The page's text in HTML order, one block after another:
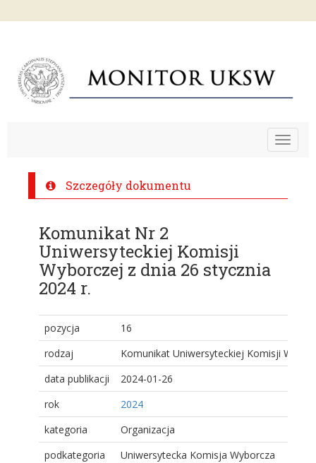
Toggle
Szczegóły dokumentu
Komunikat Nr 2
Uniwersyteckiej Komisji
Wyborczej z dnia 26 stycznia
2024 r.
pozycja
16
rodzaj
Komunikat Uniwersyteckiej Komisji
data publikacji
2024-01-26
rok
2024
kategoria
Organizacja
podkategoria
Uniwersytecka Komisja Wyborcza